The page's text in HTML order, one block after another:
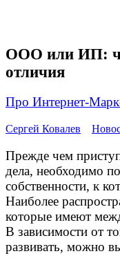
ООО или ИП:
отличия
Про Интернет-
Сергей Ковалев
Прежде чем
дела, необходимо
собственности, к
Наиболее
которые имеют
В зависимости от
развивать, можно